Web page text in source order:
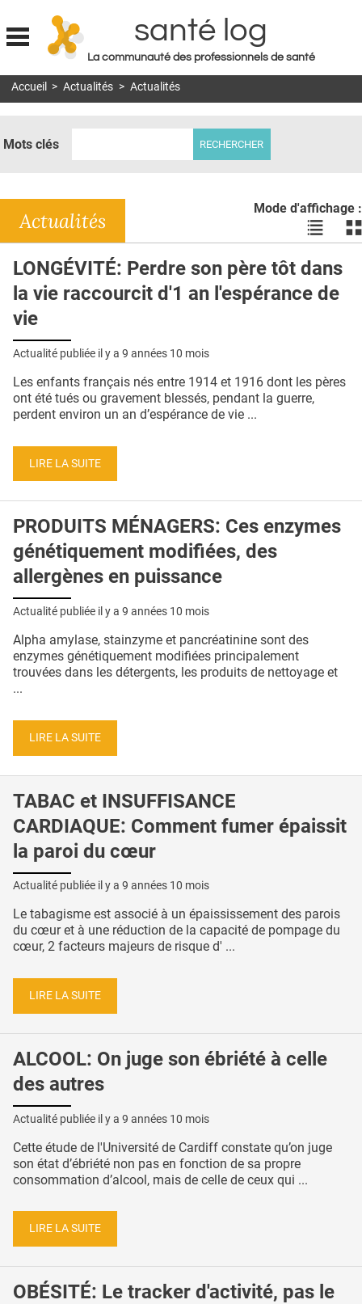
Jump to navigation
santé log
La communauté des professionnels de santé
MON COMPTE
DOSSIERS
RÉSEAUX
E-REVUE SAD
THÉMA
L'APP
PUBLICITÉ
CONTACT
Accueil > Actualités > Actualités
Mots clés
Mode d'affichage :
Voir
les
en
liste
les
Actualités
LONGÉVITÉ: Perdre son père tôt dans
la vie raccourcit d'1 an l'espérance de
vie
Actualité publiée il y a 9 années 10 mois
Les enfants français nés entre 1914 et 1916 dont les pères
ont été tués ou gravement blessés, pendant la guerre,
perdent environ un an d’espérance de vie ...
LIRE LA SUITE
PRODUITS MÉNAGERS: Ces enzymes
génétiquement modifiées, des
allergènes en puissance
Actualité publiée il y a 9 années 10 mois
Alpha amylase, stainzyme et pancréatinine sont des
enzymes génétiquement modifiées principalement
trouvées dans les détergents, les produits de nettoyage et
...
LIRE LA SUITE
TABAC et INSUFFISANCE
CARDIAQUE: Comment fumer épaissit
la paroi du cœur
Actualité publiée il y a 9 années 10 mois
Le tabagisme est associé à un épaississement des parois
du cœur et à une réduction de la capacité de pompage du
cœur, 2 facteurs majeurs de risque d' ...
LIRE LA SUITE
ALCOOL: On juge son ébriété à celle
des autres
Actualité publiée il y a 9 années 10 mois
Cette étude de l'Université de Cardiff constate qu’on juge
son état d’ébriété non pas en fonction de sa propre
consommation d’alcool, mais de celle de ceux qui ...
LIRE LA SUITE
OBÉSITÉ: Le tracker d'activité, pas le